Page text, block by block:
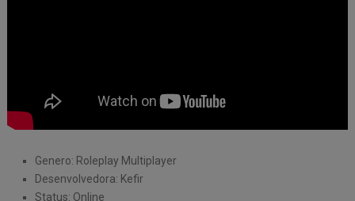
Genero: Roleplay Multiplayer
Desenvolvedora: Kefir
Status: Online